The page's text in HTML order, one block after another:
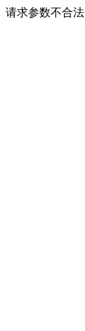
请求参数不合法